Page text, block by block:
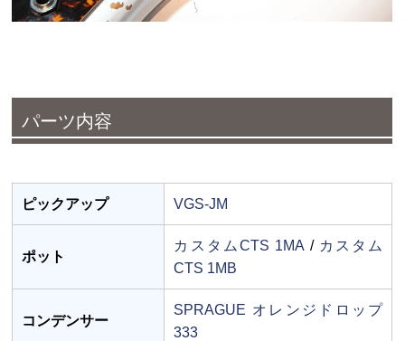
パーツ内容
ピックアップ VGS-JM
ポット
カスタムCTS 1MA / カスタム
CTS 1MB
コンデンサー
SPRAGUE オレンジドロップ
333